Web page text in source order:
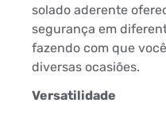
solado aderente
segurança em
fazendo com que
diversas ocasiões.
Versatilidade